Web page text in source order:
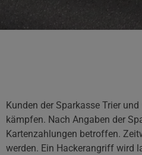
Kunden der Sparkasse Trier
kämpfen. Nach Angaben der
Kartenzahlungen betroffen.
werden. Ein Hackerangriff wird